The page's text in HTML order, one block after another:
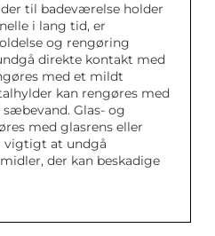
til badeværelse holder
i lang tid, er
og rengøring
direkte kontakt med
med et mildt
kan rengøres med
Glas- og
med glasrens eller
vigtigt at undgå
der kan beskadige